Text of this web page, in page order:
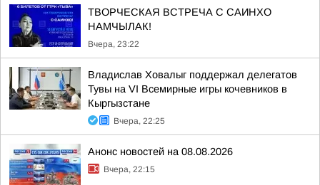
ТВОРЧЕСКАЯ ВСТРЕЧА С САИНХО
НАМЧЫЛАК!
Вчера, 23:22
Владислав Ховалыг поддержал делегатов
Тувы на VI Всемирные игры кочевников в
Кыргызстане
Вчера, 22:25
Анонс новостей на 08.08.2026
Вчера, 22:15